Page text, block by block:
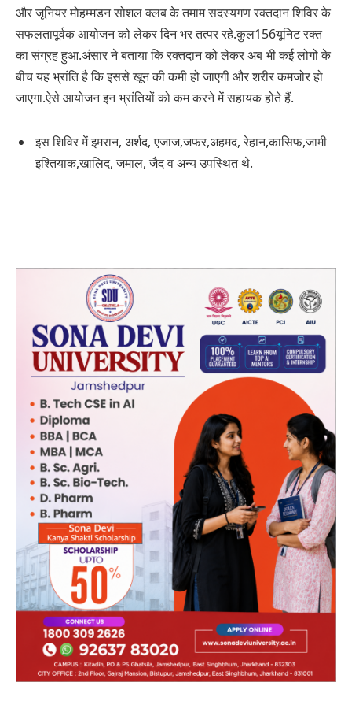
और जूनियर मोहम्मडन सोशल क्लब के तमाम सदस्यगण रक्तदान शिविर के
सफलतापूर्वक आयोजन को लेकर दिन भर तत्पर रहे.कुल156यूनिट रक्त
का संग्रह हुआ.अंसार ने बताया कि रक्तदान को लेकर अब भी कई लोगों के
बीच यह भ्रांति है कि इससे खून की कमी हो जाएगी और शरीर कमजोर हो
जाएगा.ऐसे आयोजन इन भ्रांतियों को कम करने में सहायक होते हैं.
इस शिविर में इमरान, अर्शद, एजाज,जफर,अहमद, रेहान,कासिफ,जामी
इश्तियाक,खालिद, जमाल, जैद व अन्य उपस्थित थे.